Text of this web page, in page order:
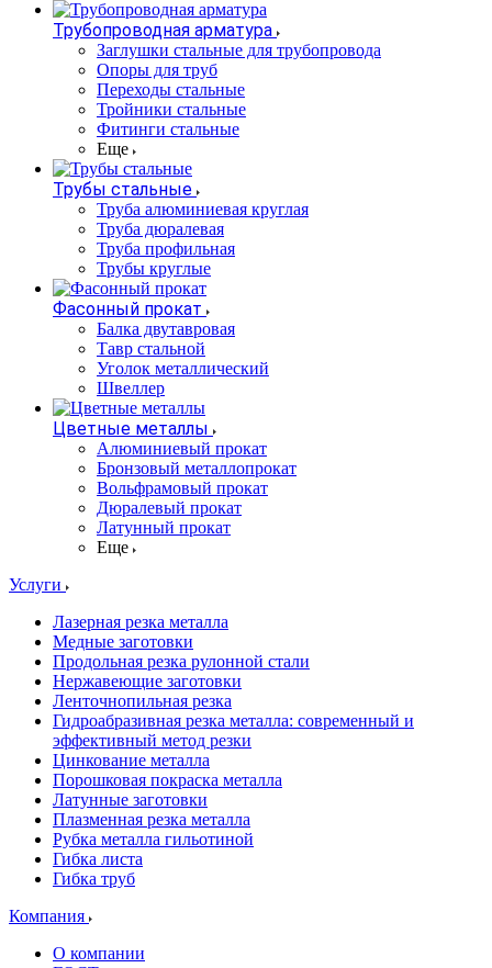
Трубопроводная арматура
Заглушки стальные для трубопровода
Опоры для труб
Переходы стальные
Тройники стальные
Фитинги стальные
Еще
Трубы стальные
Труба алюминиевая круглая
Труба дюралевая
Труба профильная
Трубы круглые
Фасонный прокат
Балка двутавровая
Тавр стальной
Уголок металлический
Швеллер
Цветные металлы
Алюминиевый прокат
Бронзовый металлопрокат
Вольфрамовый прокат
Дюралевый прокат
Латунный прокат
Еще
Услуги
Лазерная резка металла
Медные заготовки
Продольная резка рулонной стали
Нержавеющие заготовки
Ленточнопильная резка
Гидроабразивная резка металла: современный и
эффективный метод резки
Цинкование металла
Порошковая покраска металла
Латунные заготовки
Плазменная резка металла
Рубка металла гильотиной
Гибка листа
Гибка труб
Компания
О компании